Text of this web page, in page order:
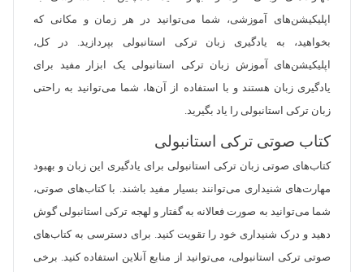
اپلیکیشن‌های آموزشی، شما می‌توانید در هر زمان و مکانی که
بخواهید، به یادگیری زبان ترکی استانبولی بپردازید. در کل،
اپلیکیشن‌های آموزش زبان ترکی استانبولی یک ابزار مفید برای
یادگیری زبان هستند و با استفاده از آن‌ها، شما می‌توانید به راحتی
زبان ترکی استانبولی را یاد بگیرید.
کتاب صوتی ترکی استانبولی
کتاب‌های صوتی زبان ترکی استانبولی برای یادگیری این زبان و بهبود
مهارت‌های شنیداری می‌توانند بسیار مفید باشند. با کتاب‌های صوتی،
شما می‌توانید به صورت فعالانه به گفتار و لهجه ترکی استانبولی گوش
دهید و درک شنیداری خود را تقویت کنید. برای دسترسی به کتاب‌های
صوتی ترکی استانبولی، می‌توانید از منابع آنلاین استفاده کنید. برخی